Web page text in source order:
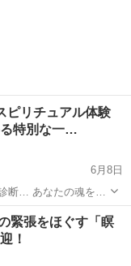
ピリチュアル体験
る特別な一…
6月8日
断… あなたの魂を…
チュアル
緊張をほぐす「瞑
！